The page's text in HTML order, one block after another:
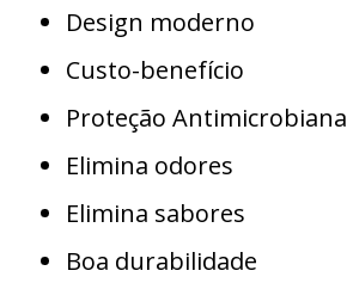
Design moderno
Custo-benefício
Proteção Antimicrobiana
Elimina odores
Elimina sabores
Boa durabilidade